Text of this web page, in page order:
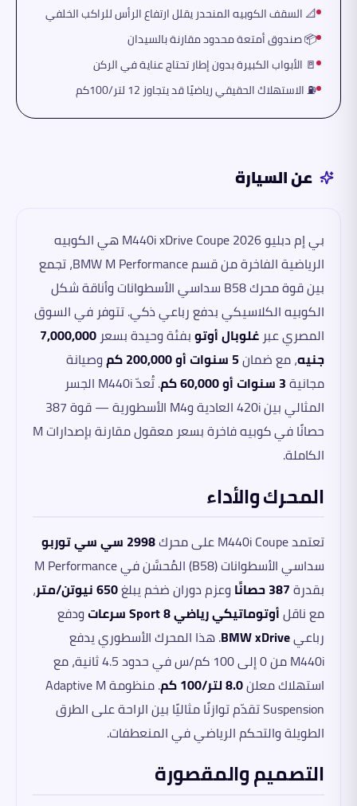
📐 السقف الكوبيه المنحدر يقلل ارتفاع الرأس للراكب الخلفي
📦 صندوق أمتعة محدود مقارنة بالسيدان
🚪 الأبواب الكبيرة بدون إطار تحتاج عناية في الركن
⛽ الاستهلاك الحقيقي رياضيًا قد يتجاوز 12 لتر/100كم
عن السيارة
بي إم دبليو M440i xDrive Coupe 2026 هي الكوبيه
الرياضية الفاخرة من قسم BMW M Performance، تجمع
بين قوة محرك B58 سداسي الأسطوانات وأناقة شكل
الكوبيه الكلاسيكي بدفع رباعي ذكي. تتوفر في السوق
المصري عبر غلوبال أوتوبفئة وحيدة بسعر 7,000,000
جنيه، مع ضمان5 سنوات أو 200,000 كم
وصيانة
مجانية3 سنوات أو 60,000 كم
. تُعدّ M440i الجسر
المثالي بين 420i العادية وM4 الأسطورية — قوة 387
حصانًا في كوبيه فاخرة بسعر معقول مقارنة بإصدارات M
الكاملة.
المحرك والأداء
تعتمد M440i Coupe على محرك
2998 سي سي توربو
سداسي الأسطوانات (B58) المُحسَّن في M Performance
بقدرة387 حصانًا وعزم دوران ضخم يبلغ650 نيوتن/متر
،
مع ناقلأوتوماتيكي رياضي Sport 8 سرعات
ودفع
رباعيBMW xDrive. هذا المحرك الأسطوري يدفع
M440i من 0 إلى 100 كم/س في حدود 4.5 ثانية، مع
استهلاك معلن8.0 لتر/100 كم
. منظومة Adaptive M
Suspension تقدّم توازنًا مثاليًا بين الراحة على الطرق
الطويلة والتحكم الرياضي في المنعطفات.
التصميم والمقصورة